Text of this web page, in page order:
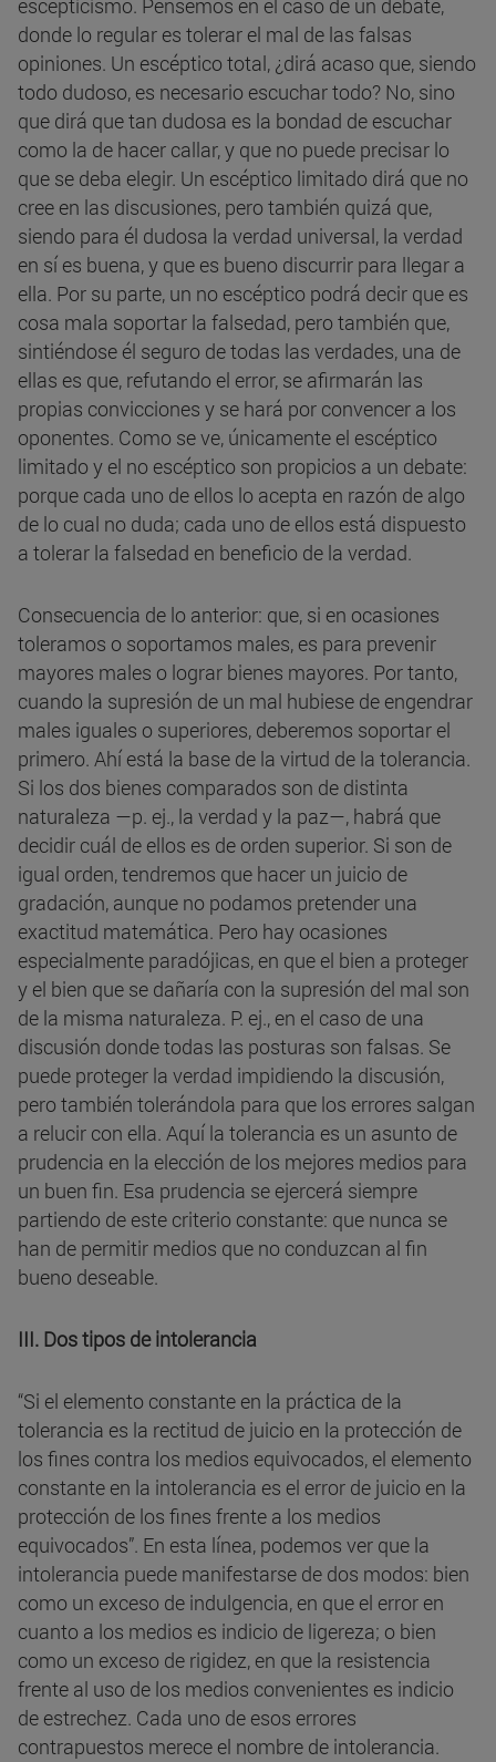
escepticismo. Pensemos en el caso de un debate,
donde lo regular es tolerar el mal de las falsas
opiniones. Un escéptico total, ¿dirá acaso que, siendo
todo dudoso, es necesario escuchar todo? No, sino
que dirá que tan dudosa es la bondad de escuchar
como la de hacer callar, y que no puede precisar lo
que se deba elegir. Un escéptico limitado dirá que no
cree en las discusiones, pero también quizá que,
siendo para él dudosa la verdad universal, la verdad
en sí es buena, y que es bueno discurrir para llegar a
ella. Por su parte, un no escéptico podrá decir que es
cosa mala soportar la falsedad, pero también que,
sintiéndose él seguro de todas las verdades, una de
ellas es que, refutando el error, se afirmarán las
propias convicciones y se hará por convencer a los
oponentes. Como se ve, únicamente el escéptico
limitado y el no escéptico son propicios a un debate:
porque cada uno de ellos lo acepta en razón de algo
de lo cual no duda; cada uno de ellos está dispuesto
a tolerar la falsedad en beneficio de la verdad.
Consecuencia de lo anterior: que, si en ocasiones
toleramos o soportamos males, es para prevenir
mayores males o lograr bienes mayores. Por tanto,
cuando la supresión de un mal hubiese de engendrar
males iguales o superiores, deberemos soportar el
primero. Ahí está la base de la virtud de la tolerancia.
Si los dos bienes comparados son de distinta
naturaleza —p. ej., la verdad y la paz—, habrá que
decidir cuál de ellos es de orden superior. Si son de
igual orden, tendremos que hacer un juicio de
gradación, aunque no podamos pretender una
exactitud matemática. Pero hay ocasiones
especialmente paradójicas, en que el bien a proteger
y el bien que se dañaría con la supresión del mal son
de la misma naturaleza. P. ej., en el caso de una
discusión donde todas las posturas son falsas. Se
puede proteger la verdad impidiendo la discusión,
pero también tolerándola para que los errores salgan
a relucir con ella. Aquí la tolerancia es un asunto de
prudencia en la elección de los mejores medios para
un buen fin. Esa prudencia se ejercerá siempre
partiendo de este criterio constante: que nunca se
han de permitir medios que no conduzcan al fin
bueno deseable.
III. Dos tipos de intolerancia
“Si el elemento constante en la práctica de la
tolerancia es la rectitud de juicio en la protección de
los fines contra los medios equivocados, el elemento
constante en la intolerancia es el error de juicio en la
protección de los fines frente a los medios
equivocados”. En esta línea, podemos ver que la
intolerancia puede manifestarse de dos modos: bien
como un exceso de indulgencia, en que el error en
cuanto a los medios es indicio de ligereza; o bien
como un exceso de rigidez, en que la resistencia
frente al uso de los medios convenientes es indicio
de estrechez. Cada uno de esos errores
contrapuestos merece el nombre de intolerancia.